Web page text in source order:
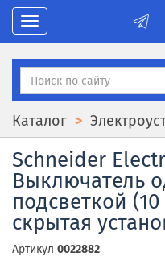
Toggle navigation
Каталог
Schneider
Выключатель
подсветкой
скрытая
Артикул 0022882